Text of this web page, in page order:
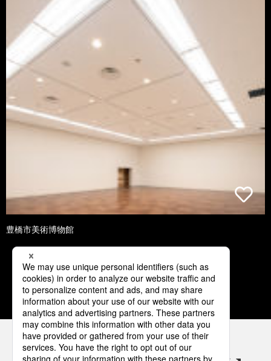
豊橋市美術博物館
1 2 3 4 5
パナソニックの電気設備 SNSアカウント